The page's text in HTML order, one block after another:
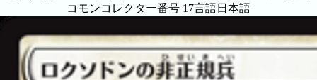
コモンコレクター番号 17言語日本語